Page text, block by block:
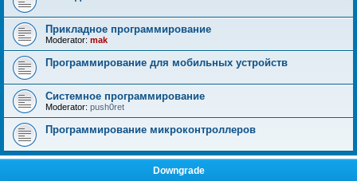
Прикладное программирование
Moderator: mak
Программирование для мобильных устройств
Системное программирование
Moderator: push0ret
Программирование микроконтроллеров
Downgrade